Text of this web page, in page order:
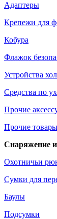
Адаптеры
Крепежи для
Кобура
Флажок
Устройства
Средства по
Прочие
Прочие
Снаряжение
Охотничьи
Сумки для
Баулы
Подсумки